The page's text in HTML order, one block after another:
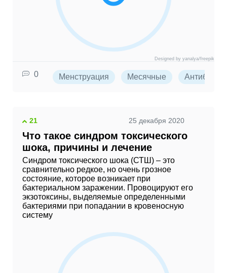
Designed by yanalya/freepik
0 Менструация Месячные
21 25 декабря 2020
Что такое синдром токсического
шока, причины и лечение
Синдром токсического шока (СТШ) – это
сравнительно редкое, но очень грозное
состояние, которое возникает при
бактериальном заражении. Провоцируют его
экзотоксины, выделяемые определенными
бактериями при попадании в кровеносную
систему